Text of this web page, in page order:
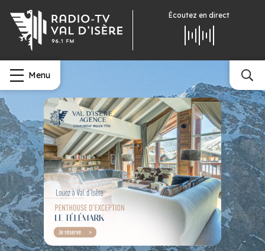
Écoutez en direct
Menu